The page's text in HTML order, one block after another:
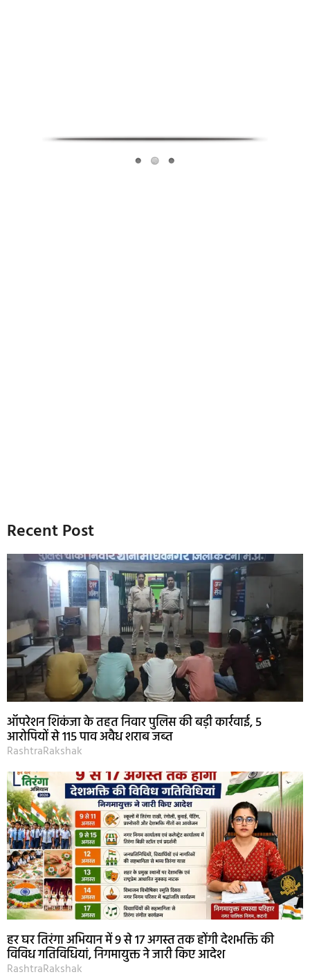
Recent Post
ऑपरेशन शिकंजा के तहत निवार पुलिस की बड़ी कार्रवाई, 5
आरोपियों से 115 पाव अवैध शराब जब्त
RashtraRakshak
हर घर तिरंगा अभियान में 9 से 17 अगस्त तक होंगी देशभक्ति की
विविध गतिविधियां, निगमायुक्त ने जारी किए आदेश
RashtraRakshak